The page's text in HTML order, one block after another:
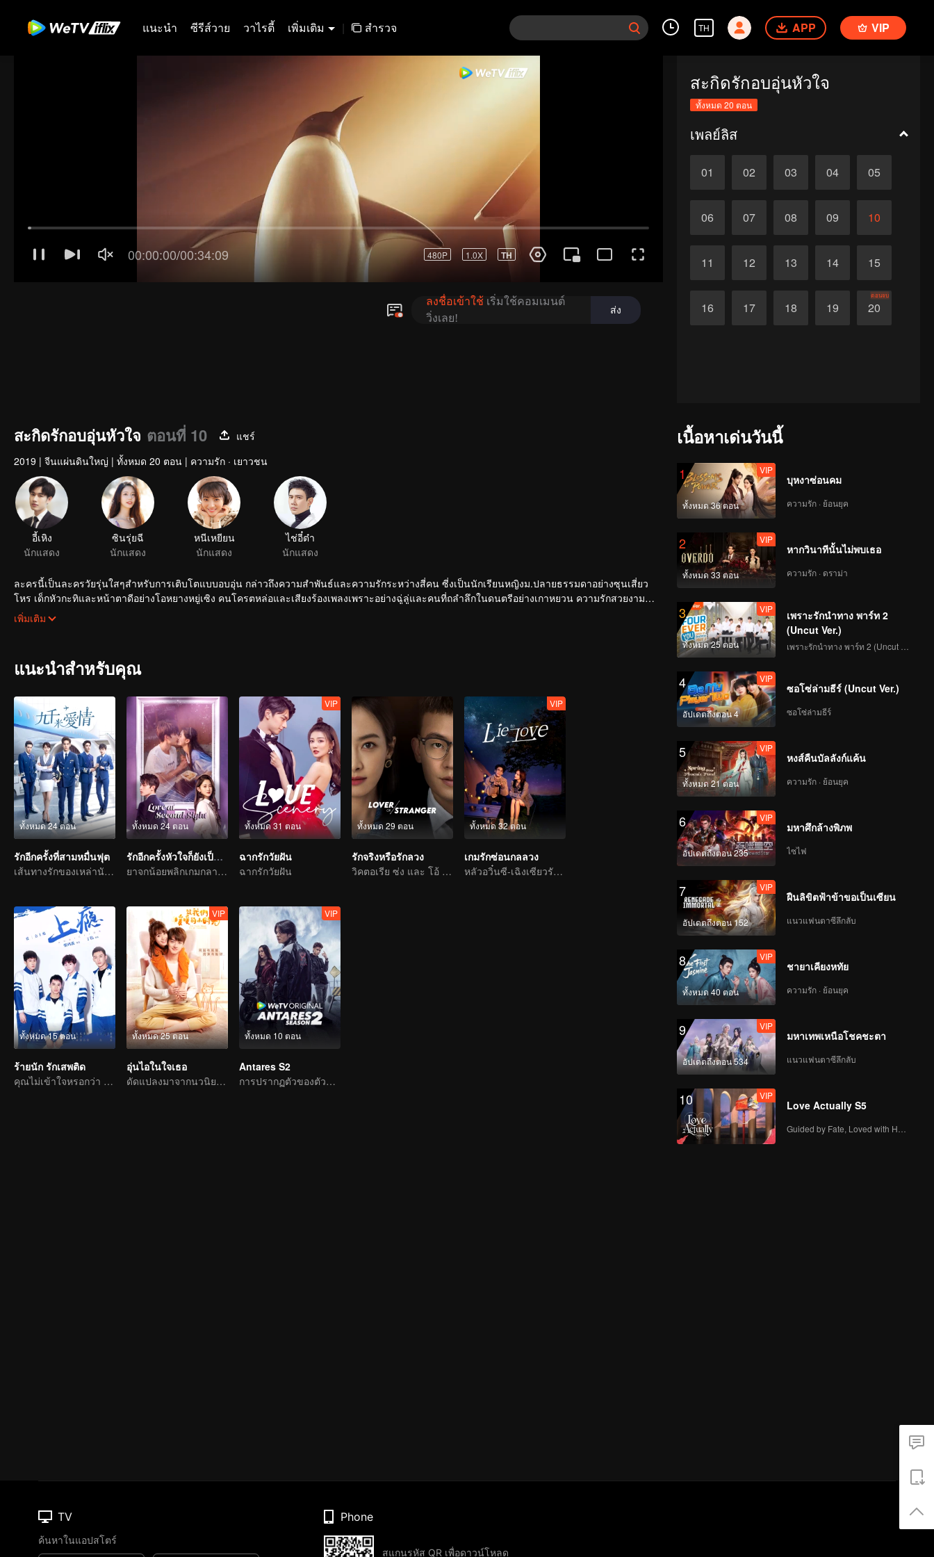
แนะนำ ซีรีส์วาย วาไรตี้ เพิ่มเติม | สำรวจ TH APP VIP
สะกิดรักอบอุ่นหัวใจ
ทั้งหมด 20 ตอน
เพลย์ลิส
01 02 03 04 05
06 07 08 09 10
11 12 13 14 15
16 17 18 19 20
ตอนจบ
สะกิดรักอบอุ่นหัวใจ ตอนที่ 10
แชร์
2019 | จีนแผ่นดินใหญ่ | ทั้งหมด 20 ตอน | ความรัก · เยาวชน
อี้เหิง
นักแสดง
ซินรุ่ยฉี
นักแสดง
หนีเหยียน
นักแสดง
ไช่อี๋ต๋า
นักแสดง
ละครนี้เป็นละครวัยรุ่นใสๆสำหรับการเติบโตแบบอบอุ่น กล่าวถึงความสำพันธ์และความรักระหว่างสี่คน ซี่งเป็นนักเรียนหญิงม.ปลายธรรมดาอย่างซุนเสี่ยว
โหร เด็กหัวกะทิและหน้าตาดีอย่างโอหยางหยู่เซิง คนโครตหล่อและเสียงร้องเพลงเพราะอย่างฉู่ลู่และคนที่ถลำลึกในดนตรีอย่างเกาหยวน ความรักสวยงาม
และอย่างกระตุ้นให้เกิดความสำนึกด้วย
เพิ่มเติม
แนะนำสำหรับคุณ
ทั้งหมด 24 ตอน
รักอีกครั้งที่สามหมื่นฟุต
เส้นทางรักของเหล่านักบินหนุ่ม
ทั้งหมด 24 ตอน
รักอีกครั้งหัวใจก็ยังเป็นเธอ
ยาจกน้อยพลิกเกมกลายเป็นประธานจอมเผด็จการไล่จีบรักแรก
ทั้งหมด 31 ตอน
VIP
ฉากรักวัยฝัน
ฉากรักวัยฝัน
ทั้งหมด 29 ตอน
รักจริงหรือรักลวง
วิคตอเรีย ซ่ง และ โอ้ โอ้: การไถ่บาปแห่งรัก
ทั้งหมด 32 ตอน
VIP
เกมรักซ่อนกลลวง
หลัวอวิ๋นซี-เฉิงเซียวรักหวานซึ้งเต็มร้อย
ทั้งหมด 15 ตอน
ร้ายนัก รักเสพติด
คุณไม่เข้าใจหรอกว่า มันคือความรักเช่นกัน
ทั้งหมด 25 ตอน
VIP
อุ่นไอในใจเธอ
ดัดแปลงมาจากนวนิยายเรื่องเดียวกับ "อุ่นไอในใจเธอ"
ทั้งหมด 10 ตอน
VIP
Antares S2
การปรากฏตัวของตัวละครใหม่ที่สร้างความวุ่นวาย
เนื้อหาเด่นวันนี้
1
ทั้งหมด 36 ตอน
VIP
บุหงาซ่อนคม
ความรัก · ย้อนยุค
2
ทั้งหมด 33 ตอน
VIP
หากวินาทีนั้นไม่พบเธอ
ความรัก · ดราม่า
3
ทั้งหมด 25 ตอน
VIP
เพราะรักนำทาง พาร์ท 2
(Uncut Ver.)
4
อัปเดตถึงตอน 4
VIP
ซอโซ่ล่ามธีร์ (Uncut Ver.)
ซอโซ่ล่ามธีร์
5
ทั้งหมด 21 ตอน
VIP
หงส์คืนบัลลังก์แค้น
ความรัก · ย้อนยุค
6
อัปเดตถึงตอน 235
VIP
มหาศึกล้างพิภพ
ไซไฟ
7
อัปเดตถึงตอน 152
VIP
ฝืนลิขิตฟ้าข้าขอเป็นเซียน
แนวแฟนตาซีลึกลับ
8
ทั้งหมด 40 ตอน
VIP
ชายาเคียงหทัย
ความรัก · ย้อนยุค
9
อัปเดตถึงตอน 534
VIP
มหาเทพเหนือโชคชะตา
แนวแฟนตาซีลึกลับ
10 VIP
Love Actually S5
TV
ค้นหาในแอปสโตร์
Phone
สแกนรหัส QR เพื่อดาวน์โหลด